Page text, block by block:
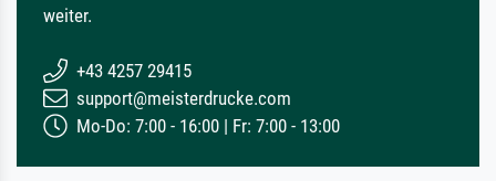
weiter.
+43 4257 29415
support@meisterdrucke.com
Mo-Do: 7:00 - 16:00 | Fr: 7:00 - 13:00